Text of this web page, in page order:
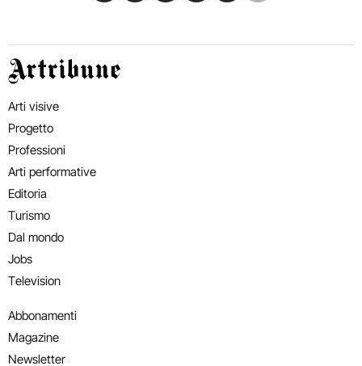
Artribune
Arti visive
Progetto
Professioni
Arti performative
Editoria
Turismo
Dal mondo
Jobs
Television
Abbonamenti
Magazine
Newsletter